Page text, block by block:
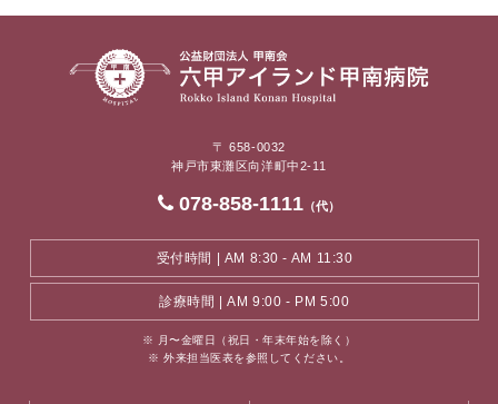
〒 658-0032
神戸市東灘区向洋町中2-11
078-858-1111 （代）
受付時間 | AM 8:30 - AM 11:30
診療時間 | AM 9:00 - PM 5:00
※ 月〜金曜日（祝日・年末年始を除く）
※ 外来担当医表を参照してください。